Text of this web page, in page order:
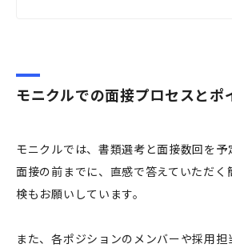
モニクルでの面接プロセスとポ
モニクルでは、書類選考と面接数回を予
面接の前までに、直感で答えていただく
検もお願いしています。
また、各ポジションのメンバーや採用担